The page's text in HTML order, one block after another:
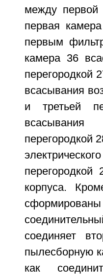
между
первая
первым
камера 36
перегородкой
всасывания
и третьей
перегородкой
корпуса.
соединяет
пылесборную
как